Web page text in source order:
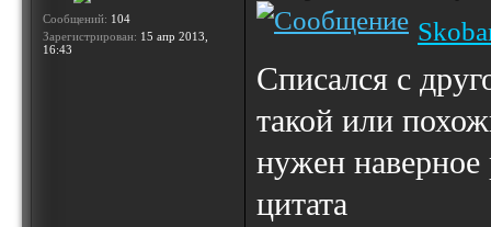
Сообщений: 104
Зарегистрирован: 15 апр 2013,
16:43
Списался с
такой или
нужен наверное
цитата